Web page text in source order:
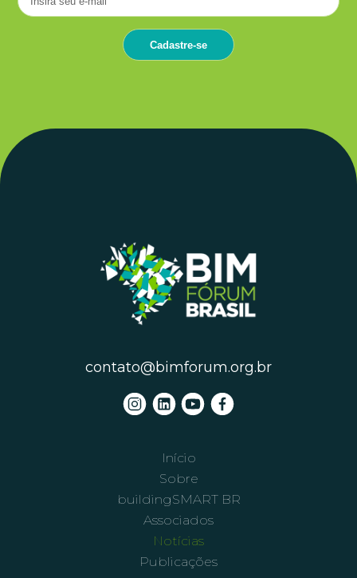
contato@bimforum.org.br
Início
Sobre
buildingSMART BR
Associados
Notícias
Publicações